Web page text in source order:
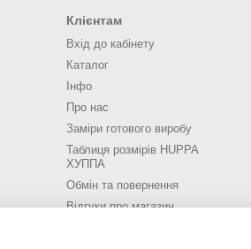
Клієнтам
Вхід до кабінету
Каталог
Інфо
Про нас
Заміри готового виробу
Таблиця розмірів HUPPA
ХУППА
Обмін та повернення
Відгуки про магазин